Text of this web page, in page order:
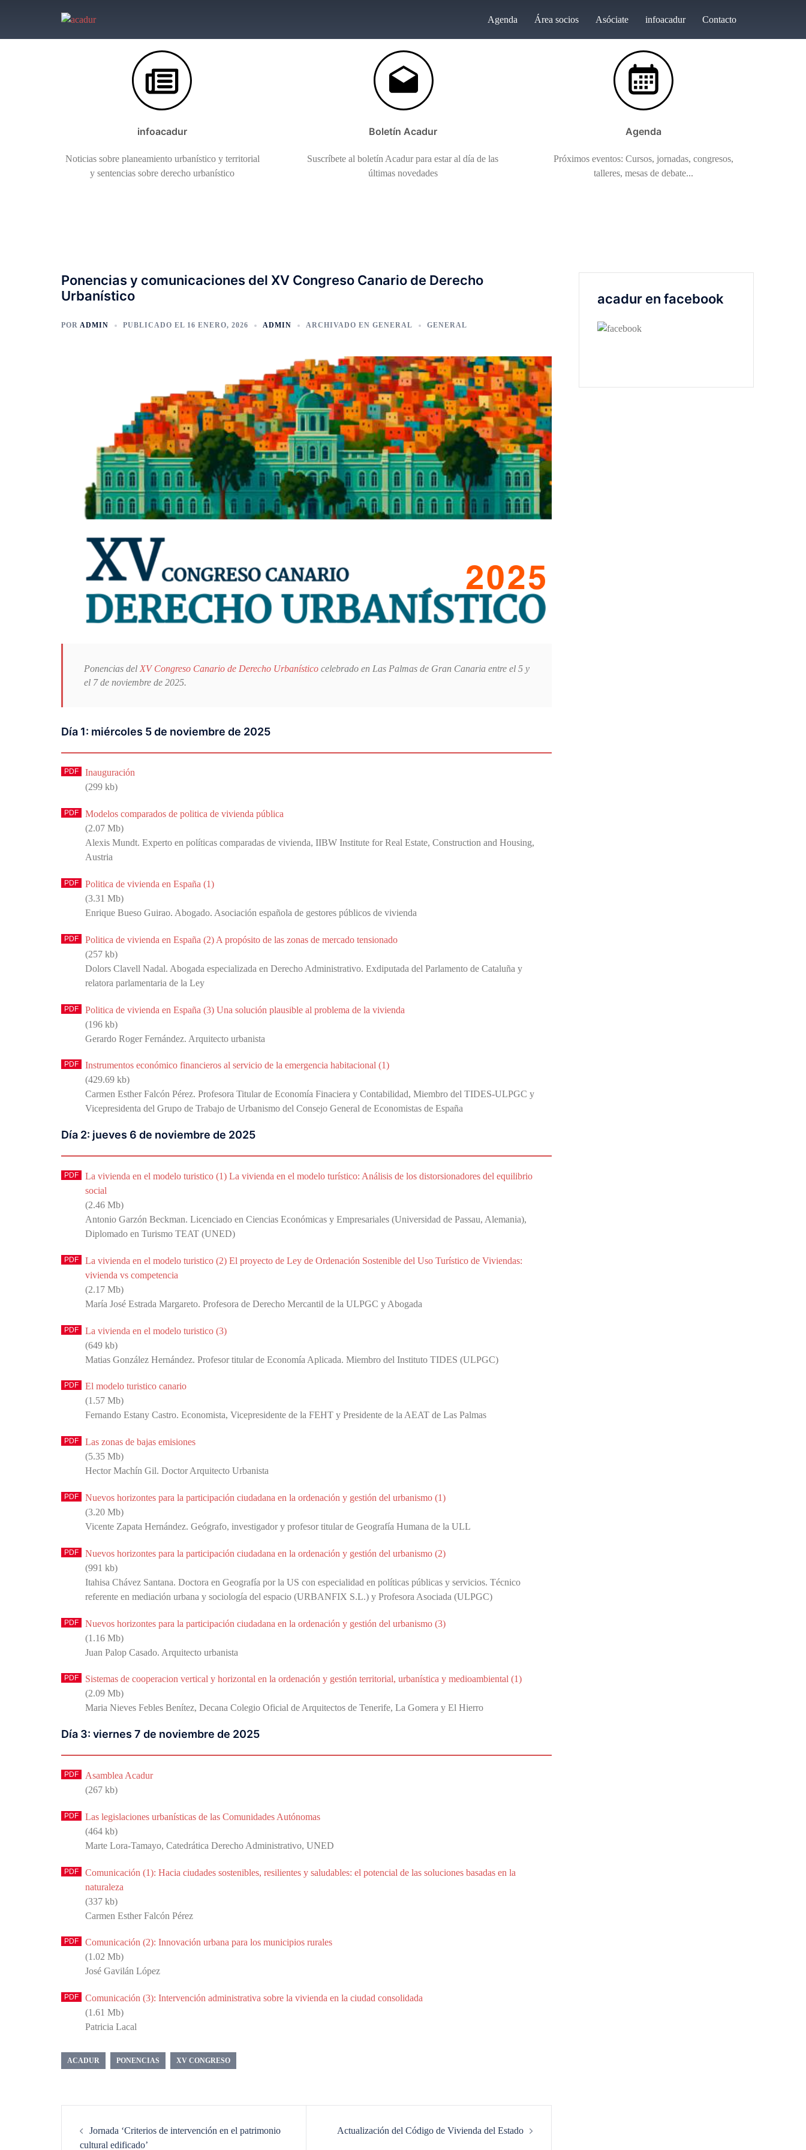
Agenda Área socios Asóciate infoacadur Contacto
infoacadur
Noticias sobre planeamiento urbanístico y territorial
y sentencias sobre derecho urbanístico
Boletín Acadur
Suscríbete al boletín Acadur para estar al día de las
últimas novedades
Agenda
Próximos eventos: Cursos, jornadas, congresos,
talleres, mesas de debate...
Ponencias y comunicaciones del XV Congreso Canario de Derecho
Urbanístico
POR ADMIN PUBLICADO EL 16 ENERO, 2026 ADMIN ARCHIVADO EN GENERAL GENERAL
Ponencias del XV Congreso Canario de Derecho Urbanístico celebrado en Las Palmas de Gran Canaria entre el 5 y
el 7 de noviembre de 2025.
Día 1: miércoles 5 de noviembre de 2025
Inauguración
(299 kb)
Modelos comparados de politica de vivienda pública
(2.07 Mb)
Alexis Mundt. Experto en políticas comparadas de vivienda, IIBW Institute for Real Estate, Construction and Housing,
Austria
Politica de vivienda en España (1)
(3.31 Mb)
Enrique Bueso Guirao. Abogado. Asociación española de gestores públicos de vivienda
Politica de vivienda en España (2) A propósito de las zonas de mercado tensionado
(257 kb)
Dolors Clavell Nadal. Abogada especializada en Derecho Administrativo. Exdiputada del Parlamento de Cataluña y
relatora parlamentaria de la Ley
Politica de vivienda en España (3) Una solución plausible al problema de la vivienda
(196 kb)
Gerardo Roger Fernández. Arquitecto urbanista
Instrumentos económico financieros al servicio de la emergencia habitacional (1)
(429.69 kb)
Carmen Esther Falcón Pérez. Profesora Titular de Economía Finaciera y Contabilidad, Miembro del TIDES-ULPGC y
Vicepresidenta del Grupo de Trabajo de Urbanismo del Consejo General de Economistas de España
Día 2: jueves 6 de noviembre de 2025
La vivienda en el modelo turistico (1) La vivienda en el modelo turístico: Análisis de los distorsionadores del equilibrio
social
(2.46 Mb)
Antonio Garzón Beckman. Licenciado en Ciencias Económicas y Empresariales (Universidad de Passau, Alemania),
Diplomado en Turismo TEAT (UNED)
La vivienda en el modelo turistico (2) El proyecto de Ley de Ordenación Sostenible del Uso Turístico de Viviendas:
vivienda vs competencia
(2.17 Mb)
María José Estrada Margareto. Profesora de Derecho Mercantil de la ULPGC y Abogada
La vivienda en el modelo turistico (3)
(649 kb)
Matias González Hernández. Profesor titular de Economía Aplicada. Miembro del Instituto TIDES (ULPGC)
El modelo turistico canario
(1.57 Mb)
Fernando Estany Castro. Economista, Vicepresidente de la FEHT y Presidente de la AEAT de Las Palmas
Las zonas de bajas emisiones
(5.35 Mb)
Hector Machín Gil. Doctor Arquitecto Urbanista
Nuevos horizontes para la participación ciudadana en la ordenación y gestión del urbanismo (1)
(3.20 Mb)
Vicente Zapata Hernández. Geógrafo, investigador y profesor titular de Geografía Humana de la ULL
Nuevos horizontes para la participación ciudadana en la ordenación y gestión del urbanismo (2)
(991 kb)
Itahisa Chávez Santana. Doctora en Geografía por la US con especialidad en políticas públicas y servicios. Técnico
referente en mediación urbana y sociología del espacio (URBANFIX S.L.) y Profesora Asociada (ULPGC)
Nuevos horizontes para la participación ciudadana en la ordenación y gestión del urbanismo (3)
(1.16 Mb)
Juan Palop Casado. Arquitecto urbanista
Sistemas de cooperacion vertical y horizontal en la ordenación y gestión territorial, urbanística y medioambiental (1)
(2.09 Mb)
Maria Nieves Febles Benítez, Decana Colegio Oficial de Arquitectos de Tenerife, La Gomera y El Hierro
Día 3: viernes 7 de noviembre de 2025
Asamblea Acadur
(267 kb)
Las legislaciones urbanísticas de las Comunidades Autónomas
(464 kb)
Marte Lora-Tamayo, Catedrática Derecho Administrativo, UNED
Comunicación (1): Hacia ciudades sostenibles, resilientes y saludables: el potencial de las soluciones basadas en la
naturaleza
(337 kb)
Carmen Esther Falcón Pérez
Comunicación (2): Innovación urbana para los municipios rurales
(1.02 Mb)
José Gavilán López
Comunicación (3): Intervención administrativa sobre la vivienda en la ciudad consolidada
(1.61 Mb)
Patricia Lacal
ACADUR PONENCIAS XV CONGRESO
entradas
Jornada ‘Criterios de intervención en el patrimonio
cultural edificado’
Actualización del Código de Vivienda del Estado
acadur en facebook